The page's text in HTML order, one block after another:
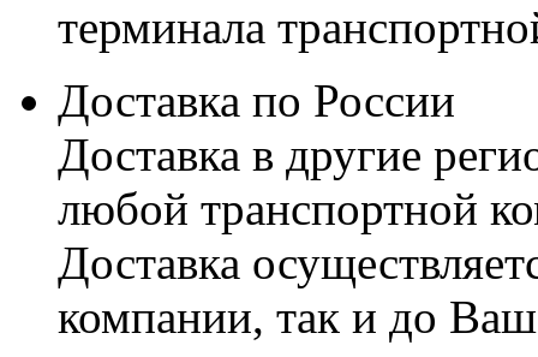
терминала
Доставка по России
Доставка в другие
любой транспортной
Доставка
компании, так и до